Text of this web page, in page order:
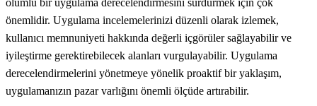
önemlidir. Uygulama incelemelerinizi düzenli olarak izlemek,
kullanıcı memnuniyeti hakkında değerli içgörüler sağlayabilir ve
iyileştirme gerektirebilecek alanları vurgulayabilir. Uygulama
derecelendirmelerini yönetmeye yönelik proaktif bir yaklaşım,
uygulamanızın pazar varlığını önemli ölçüde artırabilir.